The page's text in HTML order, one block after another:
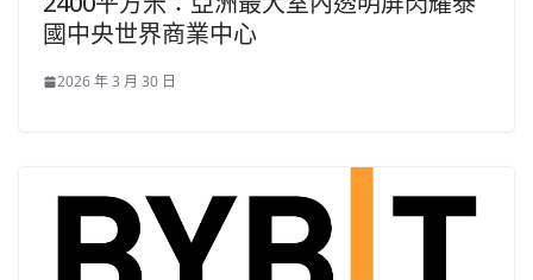
國中央世界商業中心
2026 年 3 月 30 日